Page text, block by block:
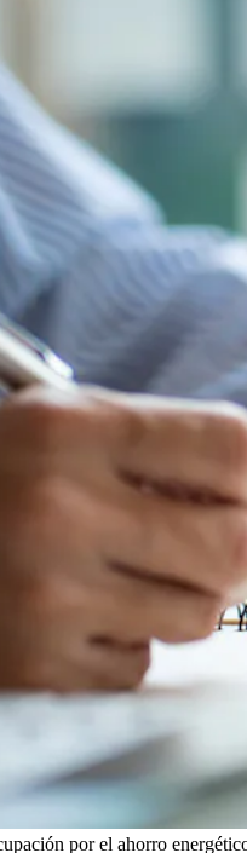
por el ahorro